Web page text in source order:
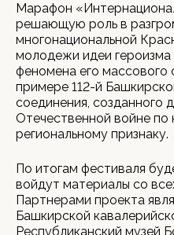
Марафон
решающую роль в
многонациональной
молодежи идеи героизма
феномена его массового
примере 112-й
соединения, созданного
Отечественной войне по
региональному признаку.
По итогам фестиваля
войдут материалы со
Партнерами проекта
Башкирской
Республиканский музей